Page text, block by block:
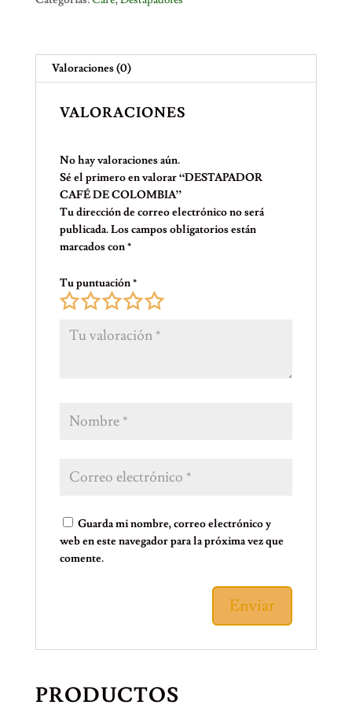
Valoraciones (0)
VALORACIONES
No hay valoraciones aún.
Sé el primero en valorar “DESTAPADOR
CAFÉ DE COLOMBIA”
Tu dirección de correo electrónico no será
publicada.Los campos obligatorios están
marcados con*
Tu puntuación*
Guarda mi nombre, correo electrónico y
web en este navegador para la próxima vez que
comente.
PRODUCTOS